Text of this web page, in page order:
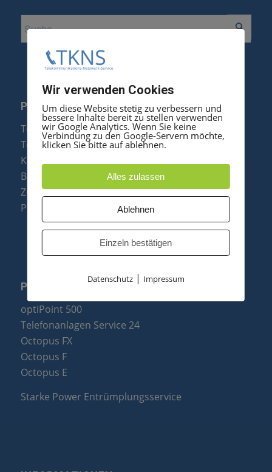
PRODUKTE
Telefonanlagen
Telefone
Konftel Konferenztelefone
Baugruppen
Zubehör & Ersatzteile
Produktzusammenfassung
PARTNER
optiPoint 500
Telefonanlagen Service 24
Octopus FX
Octopus F
Octopus E
Starke Power Entrümplungsservice
Wir verwenden Cookies
Um diese Website stetig zu verbessern und
bessere Inhalte bereit zu stellen verwenden
wir Google Analytics. Wenn Sie keine
Verbindung zu den Google-Servern möchte,
klicken Sie bitte auf ablehnen.
Alles zulassen
Ablehnen
Einzeln bestätigen
Datenschutz| Impressum